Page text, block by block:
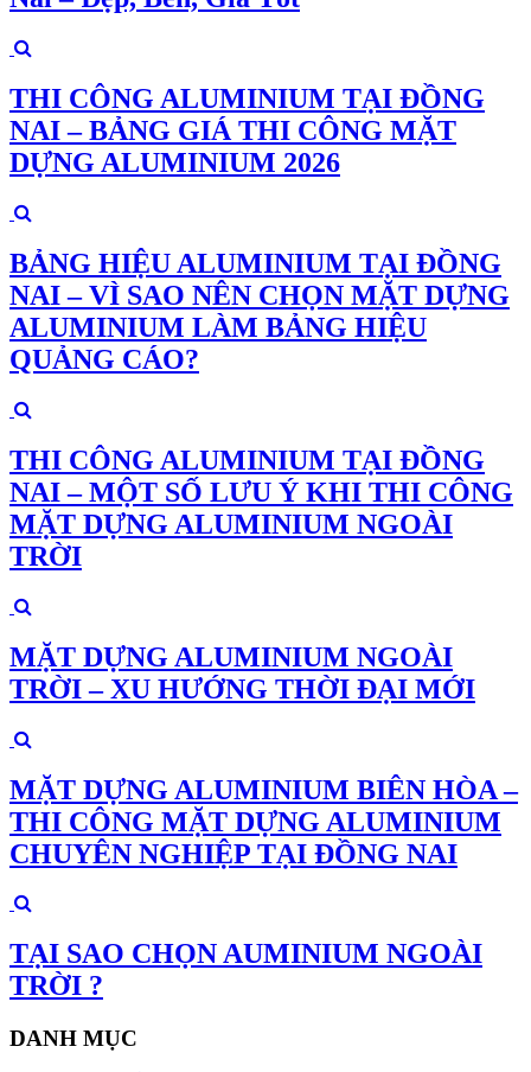
THI CÔNG ALUMINIUM TẠI ĐỒNG
NAI – BẢNG GIÁ THI CÔNG MẶT
DỰNG ALUMINIUM 2026
BẢNG HIỆU ALUMINIUM TẠI ĐỒNG
NAI – VÌ SAO NÊN CHỌN MẶT DỰNG
ALUMINIUM LÀM BẢNG HIỆU
QUẢNG CÁO?
THI CÔNG ALUMINIUM TẠI ĐỒNG
NAI – MỘT SỐ LƯU Ý KHI THI CÔNG
MẶT DỰNG ALUMINIUM NGOÀI
TRỜI
MẶT DỰNG ALUMINIUM NGOÀI
TRỜI – XU HƯỚNG THỜI ĐẠI MỚI
MẶT DỰNG ALUMINIUM BIÊN HÒA –
THI CÔNG MẶT DỰNG ALUMINIUM
CHUYÊN NGHIỆP TẠI ĐỒNG NAI
TẠI SAO CHỌN AUMINIUM NGOÀI
TRỜI ?
DANH MỤC